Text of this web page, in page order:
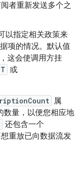
者重新发送多个之
以指定相关政策来
项的情况。默认值
，这会使调用方挂
或
属
数量，以便您相应地
还包含一个
重放已向数据流发